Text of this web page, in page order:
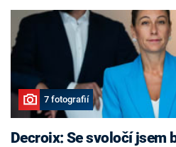
7 fotografií
Decroix: Se svoločí jsem